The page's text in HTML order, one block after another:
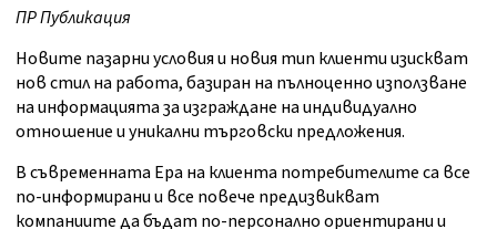
ПР Публикация
Новите пазарни условия и новия тип клиенти изискват
нов стил на работа, базиран на пълноценно използване
на информацията за изграждане на индивидуално
отношение и уникални търговски предложения.
В съвременната Ера на клиента потребителите са все
по-информирани и все повече предизвикват
компаниите да бъдат по-персонално ориентирани и